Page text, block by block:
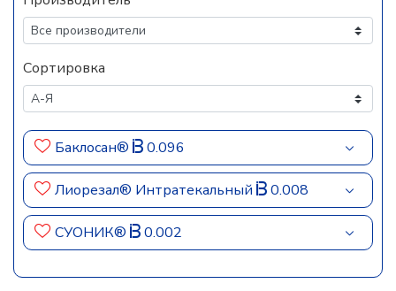
Сортировка
Баклосан® 0.096
Лиорезал® Интратекальный 0.008
СУОНИК® 0.002